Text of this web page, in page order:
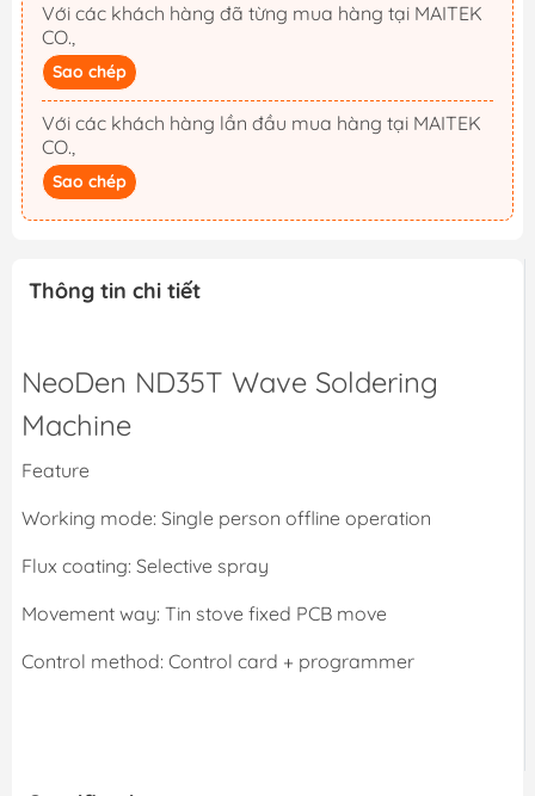
Với các khách hàng đã từng mua hàng tại MAITEK
CO.,
Sao chép
Với các khách hàng lần đầu mua hàng tại MAITEK
CO.,
Sao chép
Thông tin chi tiết
NeoDen ND35T Wave Soldering
Machine
Feature
Working mode: Single person offline operation
Flux coating: Selective spray
Movement way: Tin stove fixed PCB move
Control method: Control card + programmer